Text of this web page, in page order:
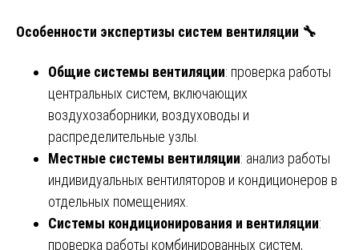
Особенности экспертизы систем вентиляции 🔧
Общие системы вентиляции: проверка работы
центральных систем, включающих
воздухозаборники, воздуховоды и
распределительные узлы.
Местные системы вентиляции: анализ работы
индивидуальных вентиляторов и кондиционеров в
отдельных помещениях.
Системы кондиционирования и вентиляции:
проверка работы комбинированных систем,